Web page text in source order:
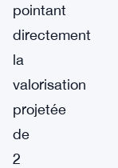
pointant
directement
la
valorisation
projetée
de
2